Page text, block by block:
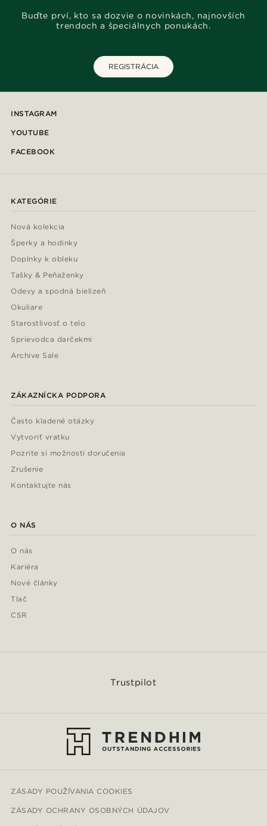
Buďte prví, kto sa dozvie o novinkách, najnovších
trendoch a špeciálnych ponukách.
REGISTRÁCIA
INSTAGRAM
YOUTUBE
FACEBOOK
KATEGÓRIE
Nová kolekcia
Šperky a hodinky
Doplnky k obleku
Tašky & Peňaženky
Odevy a spodná bielizeň
Okuliare
Starostlivosť o telo
Sprievodca darčekmi
Archive Sale
ZÁKAZNÍCKA PODPORA
Často kladené otázky
Vytvoriť vratku
Pozrite si možnosti doručenia
Zrušenie
Kontaktujte nás
O NÁS
O nás
Kariéra
Nové články
Tlač
CSR
Trustpilot
ZÁSADY POUŽÍVANIA COOKIES
ZÁSADY OCHRANY OSOBNÝCH ÚDAJOV